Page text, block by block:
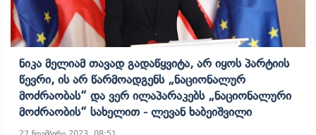
Ნიკა Მელიამ Თავად Გადაწყვიტა, Არ Იყოს Პარტიის
Წევრი, Ის Არ Წარმოადგენს „ნაციონალურ
Მოძრაობას“ Და Ვერ Ილაპარაკებს „ნაციონალური
Მოძრაობის“ Სახელით - Ლევან Ხაბეიშვილი